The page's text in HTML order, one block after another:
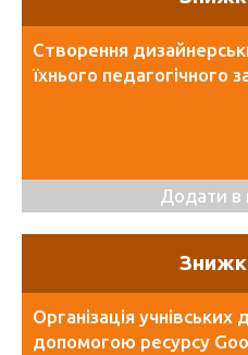
Створення
їхнього педагогічного
Додати в
Організація
допомогою ресурсу